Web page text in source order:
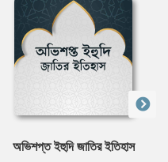
অভিশপ্ত ইহুদি জাতির ইতিহাস